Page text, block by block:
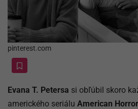
pinterest.com
Evana T. Petersa si obľúbil skoro
amerického seriálu American